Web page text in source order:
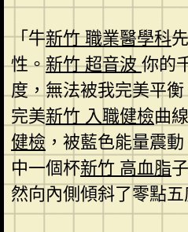
「牛新竹 職業醫學科
性。新竹 超音波你的
度，無法被我完美平
完美新竹 入職健檢曲
健檢 ，被藍色能量震動
中一個杯新竹 高血脂
然向內側傾斜了零點五